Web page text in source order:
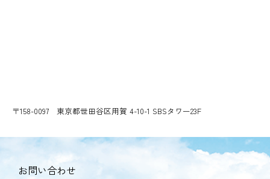
〒158-0097 東京都世田谷区用賀 4-10-1 SBSタワー23F
お問い合わせ